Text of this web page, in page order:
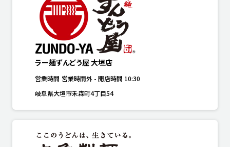
ラー麺ずんどう屋 大垣店
営業時間 営業時間外 - 開店時間 10:30
岐阜県大垣市禾森町4丁目54